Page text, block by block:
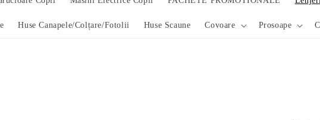
Huse Canapele/Colțare/Fotolii Huse Scaune Covoare Prosoape